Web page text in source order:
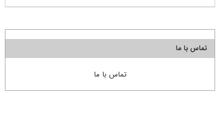
تماس با ما
تماس با ما